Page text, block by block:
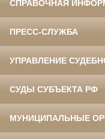
СПРАВОЧНАЯ
ПРЕСС-СЛУЖБА
УПРАВЛЕНИЕ
СУДЫ СУБЪЕКТА РФ
МУНИЦИПАЛЬНЫЕ